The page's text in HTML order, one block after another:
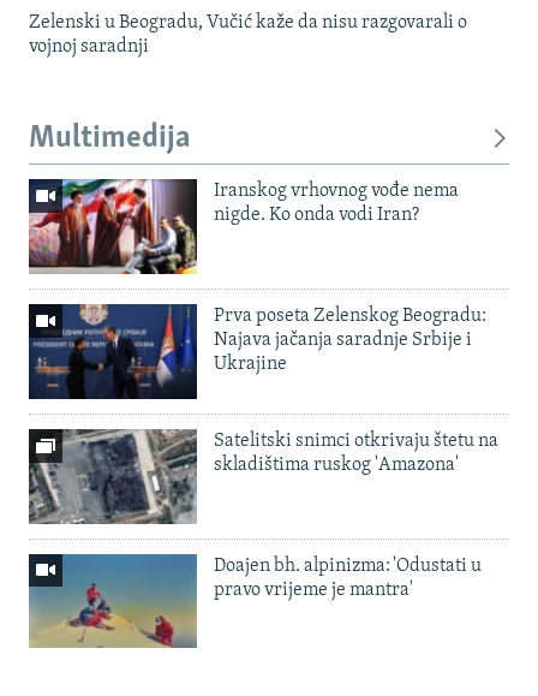
Zelenski u Beogradu, Vučić kaže da nisu razgovarali o
vojnoj saradnji
Multimedija
Iranskog vrhovnog vođe nema
nigde. Ko onda vodi Iran?
Prva poseta Zelenskog Beogradu:
Najava jačanja saradnje Srbije i
Ukrajine
Satelitski snimci otkrivaju štetu na
skladištima ruskog 'Amazona'
Doajen bh. alpinizma: 'Odustati u
pravo vrijeme je mantra'